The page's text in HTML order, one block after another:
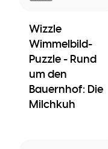
Wizzle
Wimmelbild-
Puzzle - Rund
um den
Bauernhof: Die
Milchkuh